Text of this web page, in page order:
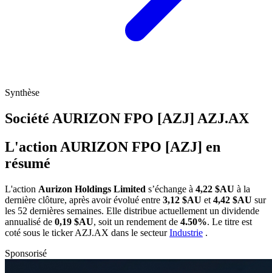
Synthèse
Société AURIZON FPO [AZJ] AZJ.AX
L'action AURIZON FPO [AZJ] en
résumé
L'action Aurizon Holdings Limited s’échange à 4,22 $AU à la
dernière clôture, après avoir évolué entre 3,12 $AU et 4,42 $AU sur
les 52 dernières semaines. Elle distribue actuellement un dividende
annualisé de 0,19 $AU, soit un rendement de 4.50%. Le titre est
coté sous le tickerAZJ.AX dans le secteurIndustrie .
Sponsorisé